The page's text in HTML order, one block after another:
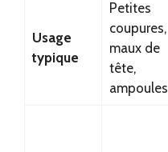
Usage
typique
Petites
coupures,
maux de
tête,
ampoules